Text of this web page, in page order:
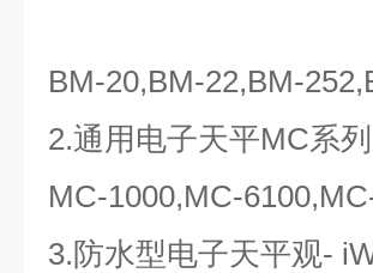
BM-20,BM-22,BM-
2.通用电子天平MC系列
MC-1000,MC-
3.防水型电子天平观-